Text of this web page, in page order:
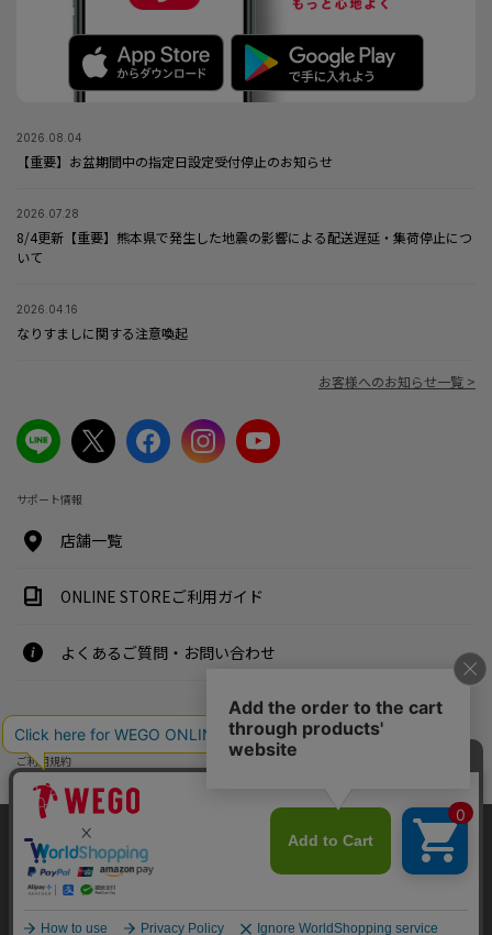
当社サイトではお客様により良いサービスを提供するためCookieを使用して
おります。
当社サイトをご利用することにより、当社のプライバシーポリシーに同意し
たものとみなします。
同意して閉じる
2026.08.04
【重要】お盆期間中の指定日設定受付停止のお知らせ
2026.07.28
8/4更新【重要】熊本県で発生した地震の影響による配送遅延・集荷停止につ
いて
2026.04.16
なりすましに関する注意喚起
お客様へのお知らせ一覧 >
サポート情報
店舗一覧
ONLINE STOREご利用ガイド
よくあるご質問・お問い合わせ
特定商取引法・古物営業法に基づく表示案内
ご利用規約
プライバシーポリシー
採用情報
古物商許可証番号：東京都公安委員会 第303310708779号